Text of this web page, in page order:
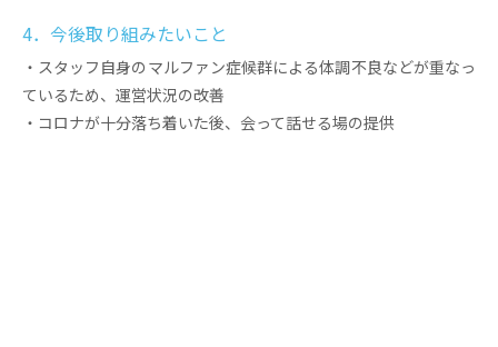
4．今後取り組みたいこと
・スタッフ自身のマルファン症候群による体調不良などが重なっ
ているため、運営状況の改善
・コロナが十分落ち着いた後、会って話せる場の提供